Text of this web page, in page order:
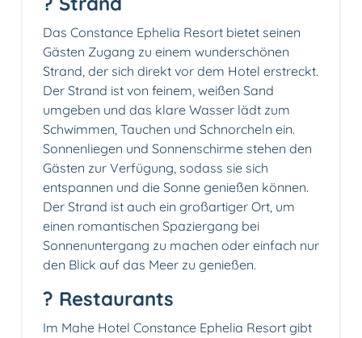
Das Constance Ephelia Resort bietet seinen
Gästen Zugang zu einem wunderschönen
Strand, der sich direkt vor dem Hotel erstreckt.
Der Strand ist von feinem, weißen Sand
umgeben und das klare Wasser lädt zum
Schwimmen, Tauchen und Schnorcheln ein.
Sonnenliegen und Sonnenschirme stehen den
Gästen zur Verfügung, sodass sie sich
entspannen und die Sonne genießen können.
Der Strand ist auch ein großartiger Ort, um
einen romantischen Spaziergang bei
Sonnenuntergang zu machen oder einfach nur
den Blick auf das Meer zu genießen.
?️ Restaurants
Im Mahe Hotel Constance Ephelia Resort gibt